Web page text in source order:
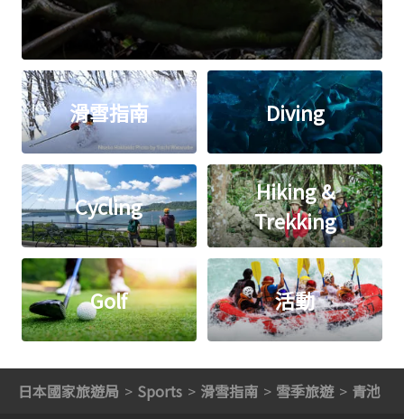
滑雪指南 Diving
Cycling
Hiking &
Trekking
Golf 活動
日本國家旅遊局 Sports 滑雪指南 雪季旅遊 青池